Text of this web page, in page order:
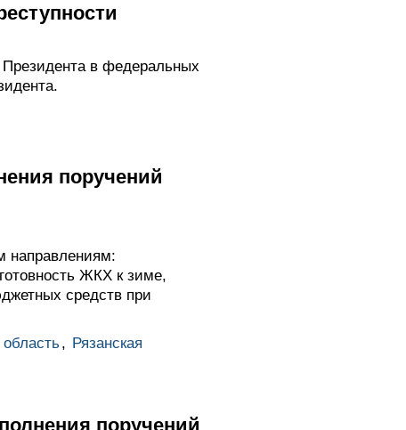
в федеральных
поручений
направлениям:
ЖКХ к зиме,
средств при
область, Рязанская
поручений